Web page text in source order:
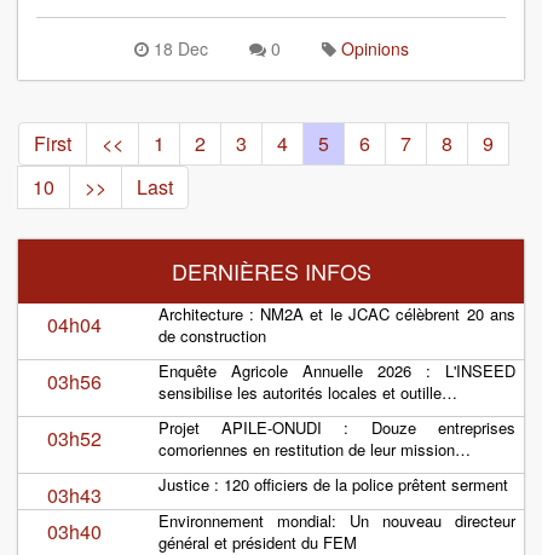
18 Dec 0 Opinions
First << 1 2 3 4 5 6 7 8
9
10
>> Last
DERNIÈRES INFOS
04h04
Architecture : NM2A et le JCAC célèbrent 20 ans
de construction
03h56
Enquête Agricole Annuelle 2026 : L'INSEED
sensibilise les autorités locales et outille…
03h52
Projet APILE-ONUDI : Douze entreprises
comoriennes en restitution de leur mission…
03h43 Justice : 120 officiers de la police prêtent serment
03h40
Environnement mondial: Un nouveau directeur
général et président du FEM